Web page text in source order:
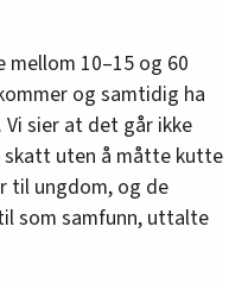
mellom 10–15 og 60
og samtidig ha
sier at det går ikke
skatt uten å måtte kutte
til ungdom, og de
som samfunn, uttalte